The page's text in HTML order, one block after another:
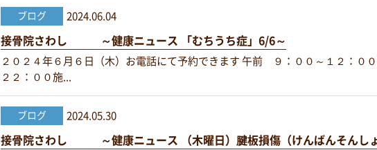
ブログ 2024.06.04
接骨院さわし ～健康ニュース 「むちうち症」6/6～
２０２４年６月６日（木）お電話にて予約できます 午前 ９：００～１２：０
２２：００施...
ブログ 2024.05.30
接骨院さわし ～健康ニュース （木曜日）腱板損傷（けんばんそんし